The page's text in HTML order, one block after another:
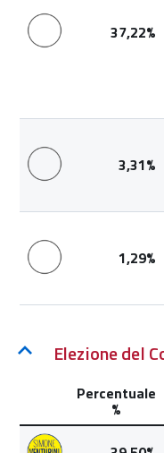
37,22%
3,31%
1,29%
Elezione del
Percentuale
%